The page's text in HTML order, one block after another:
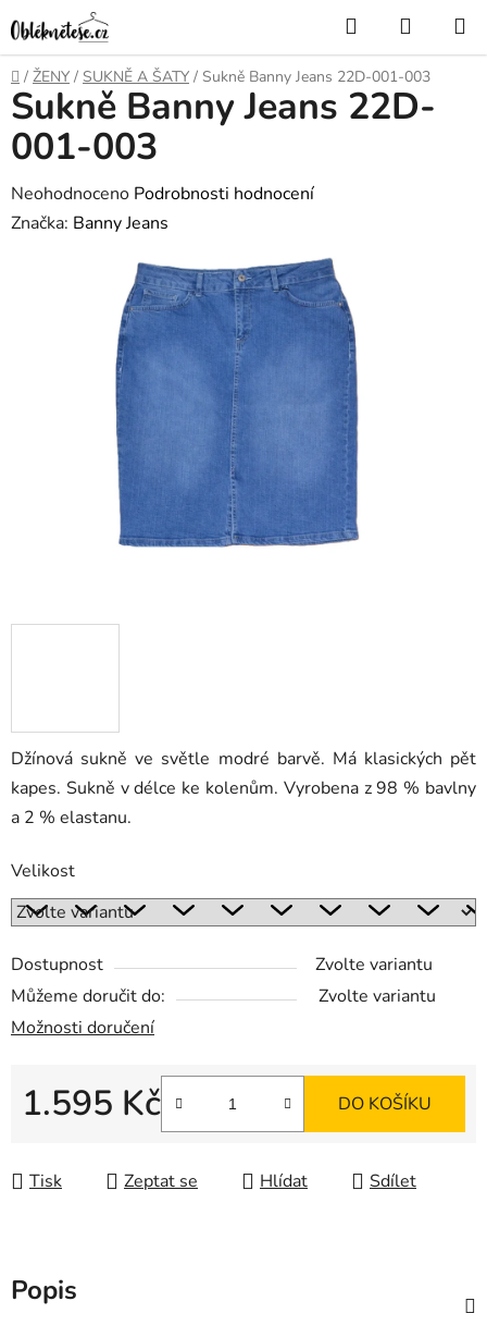
na
obsah
Hledat
KOŠÍK
Domů
/ ŽENY / SUKNĚ A ŠATY / Sukně Banny Jeans 22D-001-003
Džínová sukně ve světle modré barvě. Má klasických pět
kapes. Sukně v délce ke kolenům. Vyrobena z 98 % bavlny
a 2 % elastanu.
Velikost
Dostupnost
Zvolte variantu
Můžeme doručit do:
Zvolte variantu
Možnosti doručení
1.595 Kč DO KOŠÍKU
Tisk Zeptat se Hlídat Sdílet
Sukně Banny Jeans 22D-
001-003
Průměrné
hodnocení
Neohodnoceno Podrobnosti hodnocení
Značka: Banny Jeans
Popis